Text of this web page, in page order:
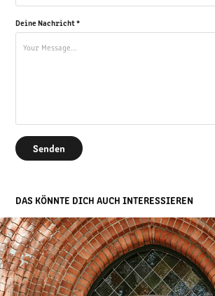
Deine Nachricht *
Senden
DAS KÖNNTE DICH AUCH INTERESSIEREN